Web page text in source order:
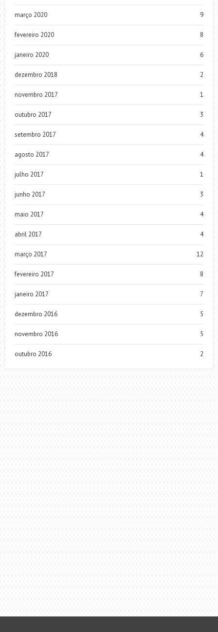
março 2020 9
fevereiro 2020 8
janeiro 2020 6
dezembro 2018 2
novembro 2017 1
outubro 2017 3
setembro 2017 4
agosto 2017 4
julho 2017 1
junho 2017 3
maio 2017 4
abril 2017 4
março 2017 12
fevereiro 2017 8
janeiro 2017 7
dezembro 2016 5
novembro 2016 5
outubro 2016 2